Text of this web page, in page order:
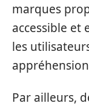
marques
accessible et
les
Par ailleurs,